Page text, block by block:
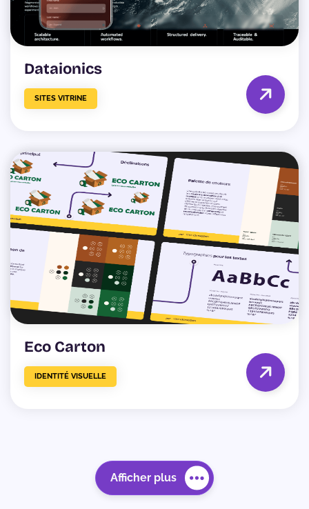
Dataionics
SITES VITRINE
Eco Carton
IDENTITÉ VISUELLE
Afficher plus